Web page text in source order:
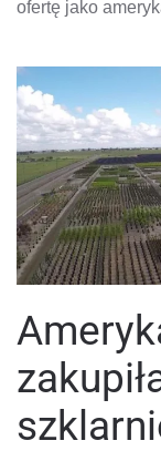
ofertę jako